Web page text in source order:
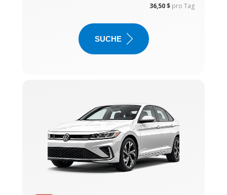
36,50 $ pro Tag
SUCHE